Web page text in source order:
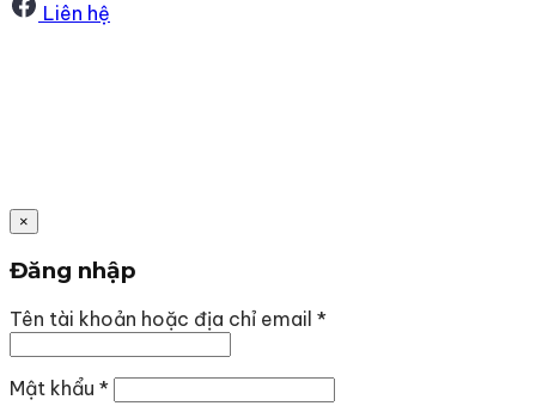
Liên hệ
×
Đăng nhập
Tên tài khoản hoặc địa chỉ email *Bắt
Mật khẩu *Bắt